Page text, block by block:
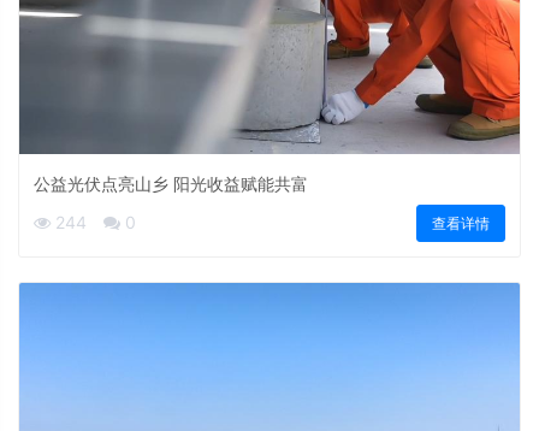
公益光伏点亮山乡 阳光收益赋能共富
244
0 查看详情